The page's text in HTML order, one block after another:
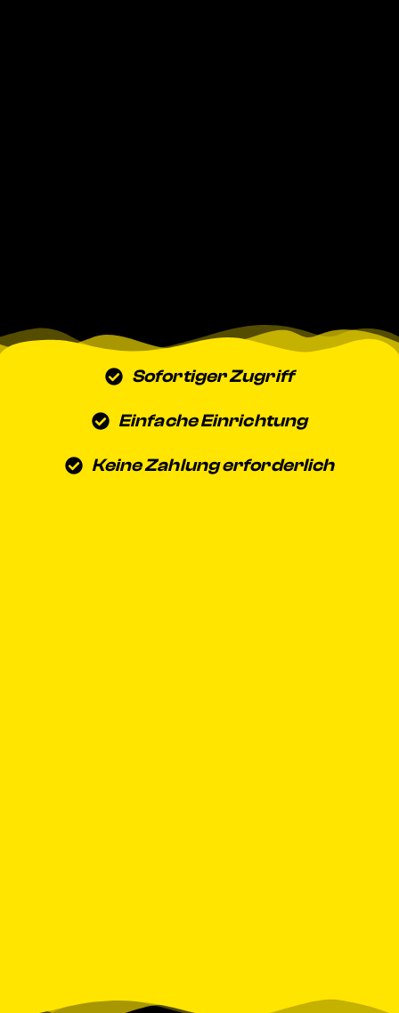
Sofortiger Zugriff
Einfache Einrichtung
Keine Zahlung erforderlich